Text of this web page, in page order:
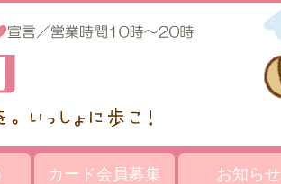
カード会員募集 お知らせ